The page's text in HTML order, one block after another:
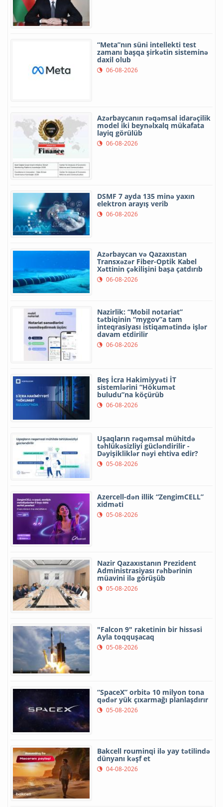
“Meta”nın süni intellekti test
zamanı başqa şirkətin sisteminə
daxil olub
06-08-2026
Azərbaycanın rəqəmsal idarəçilik
model iki beynəlxalq mükafata
layiq görülüb
06-08-2026
DSMF 7 ayda 135 minə yaxın
elektron arayış verib
06-08-2026
Azərbaycan və Qazaxıstan
Transxəzər Fiber-Optik Kabel
Xəttinin çəkilişini başa çatdırıb
06-08-2026
Nazirlik: “Mobil notariat”
tətbiqinin “mygov”a tam
inteqrasiyası istiqamətində işlər
davam etdirilir
06-08-2026
Beş İcra Hakimiyyəti İT
sistemlərini “Hökumət
buludu”na köçürüb
06-08-2026
Uşaqların rəqəmsal mühitdə
təhlükəsizliyi gücləndirilir -
Dəyişikliklər nəyi ehtiva edir?
05-08-2026
Azercell-dən illik “ZengimCELL”
xidməti
05-08-2026
Nazir Qazaxıstanın Prezident
Administrasiyası rəhbərinin
müavini ilə görüşüb
05-08-2026
"Falcon 9" raketinin bir hissəsi
Ayla toqquşacaq
05-08-2026
“SpaceX” orbitə 10 milyon tona
qədər yük çıxarmağı planlaşdırır
05-08-2026
Bakcell rouminqi ilə yay tətilində
dünyanı kəşf et
04-08-2026